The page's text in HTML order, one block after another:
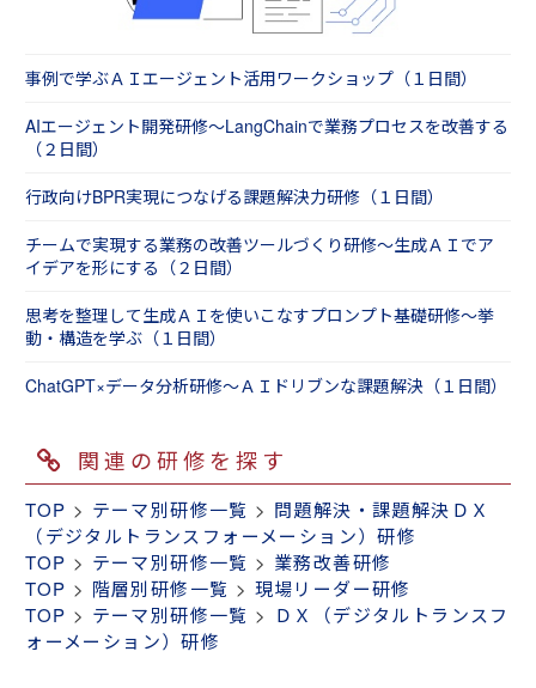
事例で学ぶＡＩエージェント活用ワークショップ（１日間）
AIエージェント開発研修～LangChainで業務プロセスを改善する
（２日間）
行政向けBPR実現につなげる課題解決力研修（１日間）
チームで実現する業務の改善ツールづくり研修～生成ＡＩでア
イデアを形にする（２日間）
思考を整理して生成ＡＩを使いこなすプロンプト基礎研修～挙
動・構造を学ぶ（１日間）
ChatGPT×データ分析研修～ＡＩドリブンな課題解決（１日間）
関連の研修を探す
TOP > テーマ別研修一覧 > 問題解決・課題解決ＤＸ
（デジタルトランスフォーメーション）研修
TOP > テーマ別研修一覧 > 業務改善研修
TOP > 階層別研修一覧 > 現場リーダー研修
TOP > テーマ別研修一覧 > ＤＸ（デジタルトランスフ
ォーメーション）研修